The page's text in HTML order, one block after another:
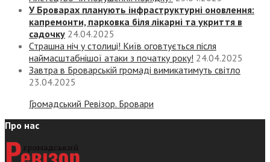
У Броварах планують інфраструктурні оновлення:
капремонти, парковка біля лікарні та укриття в
садочку 24.04.2025
Страшна ніч у столиці! Київ оговтується після
наймасштабнішої атаки з початку року! 24.04.2025
Завтра в Броварській громаді вимикатимуть світло
23.04.2025
Громадський Ревізор. Бровари
Про нас